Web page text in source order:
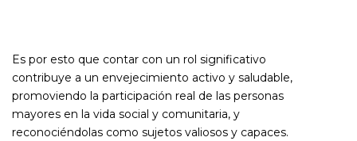
Es por esto que contar con un rol significativo
contribuye a un envejecimiento activo y saludable,
promoviendo la participación real de las personas
mayores en la vida social y comunitaria, y
reconociéndolas como sujetos valiosos y capaces.